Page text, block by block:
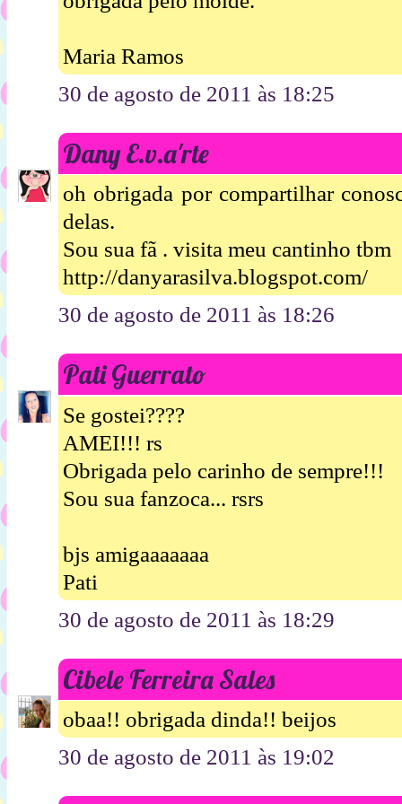
Maria Ramos
30 de agosto de 2011 às 18:25
Dany E.v.a'rte
oh obrigada por compartilhar
delas.
Sou sua fã . visita meu cantinho tbm
http://danyarasilva.blogspot.com/
30 de agosto de 2011 às 18:26
Pati Guerrato
Se gostei????
AMEI!!! rs
Obrigada pelo carinho de sempre!!!
Sou sua fanzoca... rsrs
bjs amigaaaaaaa
Pati
30 de agosto de 2011 às 18:29
Cibele Ferreira Sales
obaa!! obrigada dinda!! beijos
30 de agosto de 2011 às 19:02